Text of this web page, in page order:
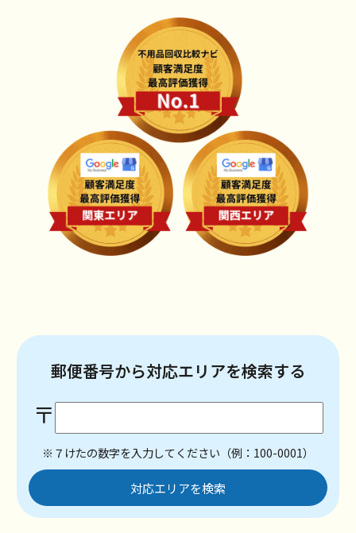
郵便番号から対応エリアを検索する
〒
※７けたの数字を入力してください（例：100-0001）
対応エリアを検索